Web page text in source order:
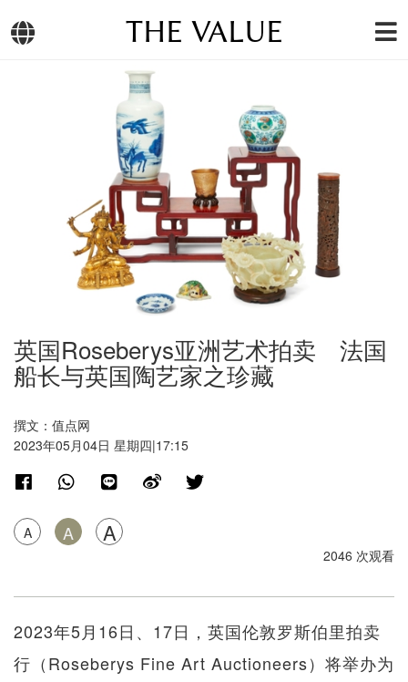
THE VALUE
英国Roseberys亚洲艺术拍卖 法国
船长与英国陶艺家之珍藏
撰文：值点网
2023年05月04日 星期四|17:15
A A A
2046 次观看
2023年5月16日、17日，英国伦敦罗斯伯里拍卖
行（Roseberys Fine Art Auctioneers）将举办为